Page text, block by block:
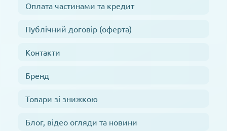
Оплата частинами та кредит
Публічний договір (оферта)
Контакти
Бренд
Товари зі знижкою
Блог, відео огляди та новини